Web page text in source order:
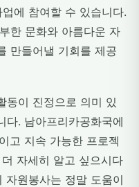
에 참여할 수 있습니다.
한 문화와 아름다운 자
만들어낼 기회를 제공
동이 진정으로 의미 있
다. 남아프리카공화국에
고 지속 가능한 프로젝
자세히 알고 싶으시다
자원봉사는 정말 도움이